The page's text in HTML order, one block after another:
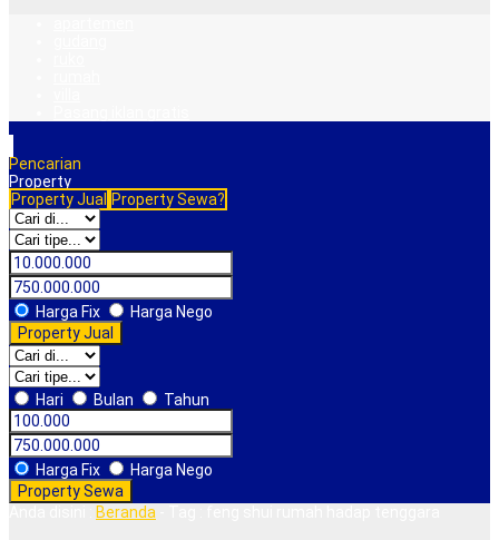
Pencarian
Property
Property Jual Property Sewa?
Harga Fix
Harga Nego
Property Jual
Hari Bulan Tahun
Harga Fix
Harga Nego
Property Sewa
Beranda